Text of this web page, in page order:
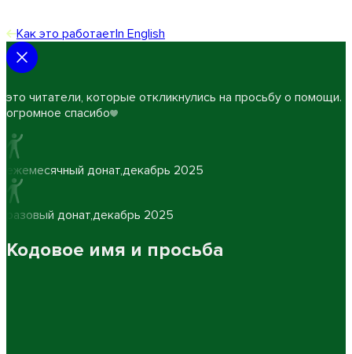
Как это работаетIn English
это читатели, которые откликнулись на просьбу о помощи.
огромное спасибо
ежемесячный донат,декабрь 2025
разовый донат,декабрь 2025
Кодовое имя и просьба